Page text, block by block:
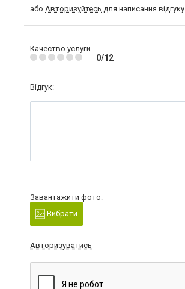
або Авторизуйтесь для написання відгуку
Качество услуги
0/12
Відгук:
Завантажити фото:
Вибрати
Авторизуватись